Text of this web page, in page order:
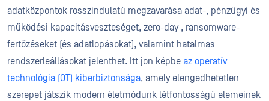
adatközpontok rosszindulatú megzavarása adat-, pénzügyi és
működési kapacitásveszteséget, zero-day , ransomware-
fertőzéseket (és adatlopásokat), valamint hatalmas
rendszerleállásokat jelenthet. Itt jön képbe az operatív
technológia (OT) kiberbiztonsága, amely elengedhetetlen
szerepet játszik modern életmódunk létfontosságú elemeinek